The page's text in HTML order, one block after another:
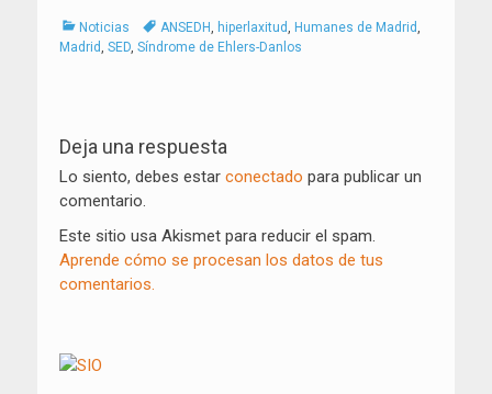
Categorías
Noticias TagsANSEDH, hiperlaxitud, Humanes de Madrid,
Madrid, SED, Síndrome de Ehlers-Danlos
de
entradas
Deja una respuesta
Lo siento, debes estar conectado para publicar un
comentario.
Este sitio usa Akismet para reducir el spam.
Aprende cómo se procesan los datos de tus
comentarios.